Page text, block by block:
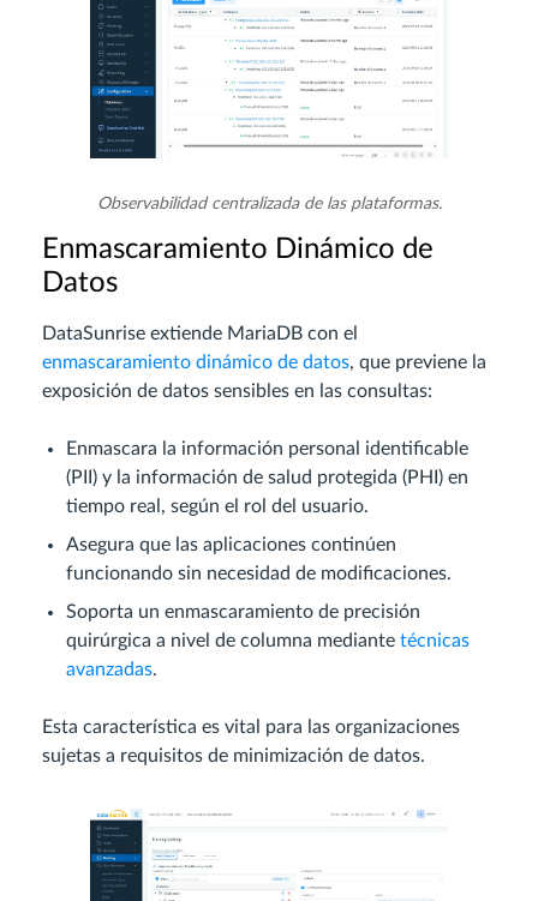
Observabilidad centralizada de las plataformas.
Enmascaramiento Dinámico de
Datos
DataSunrise extiende MariaDB con el
enmascaramiento dinámico de datos, que previene la
exposición de datos sensibles en las consultas:
Enmascara la información personal identificable
(PII) y la información de salud protegida (PHI) en
tiempo real, según el rol del usuario.
Asegura que las aplicaciones continúen
funcionando sin necesidad de modificaciones.
Soporta un enmascaramiento de precisión
quirúrgica a nivel de columna mediante técnicas
avanzadas.
Esta característica es vital para las organizaciones
sujetas a requisitos de minimización de datos.